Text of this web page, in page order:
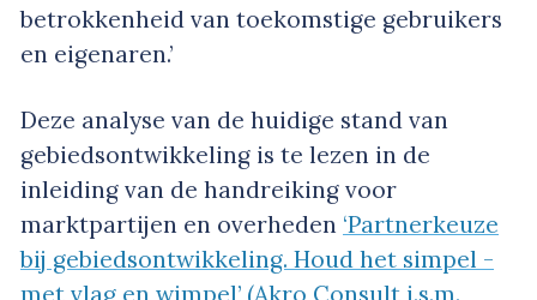
betrokkenheid van toekomstige gebruikers
en eigenaren.’
Deze analyse van de huidige stand van
gebiedsontwikkeling is te lezen in de
inleiding van de handreiking voor
marktpartijen en overheden ‘Partnerkeuze
bij gebiedsontwikkeling. Houd het simpel -
met vlag en wimpel’ (Akro Consult i.s.m.